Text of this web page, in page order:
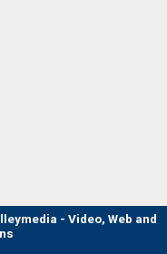
- Video, Web and